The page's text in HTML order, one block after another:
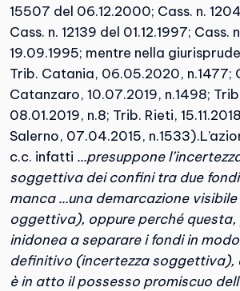
15507 del 06.12.2000; Cass. n.
Cass. n. 12139 del 01.12.1997; Cass.
19.09.1995; mentre nella
Trib. Catania, 06.05.2020, n.1477;
Catanzaro, 10.07.2019, n.1498;
08.01.2019, n.8; Trib. Rieti,
Salerno, 07.04.2015,
c.c. infatti …presuppone
soggettiva dei confini tra due
manca …una demarcazione
oggettiva), oppure perché questa,
inidonea a separare i fondi in
definitivo (incertezza soggettiva),
è in atto il possesso promiscuo